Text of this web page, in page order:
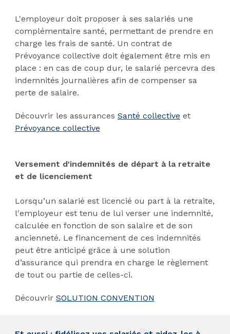
L'employeur doit proposer à ses salariés une
complémentaire santé, permettant de prendre en
charge les frais de santé. Un contrat de
Prévoyance collective doit également être mis en
place : en cas de coup dur, le salarié percevra des
indemnités journalières afin de compenser sa
perte de salaire.
Découvrir les assurances Santé collective et
Prévoyance collective
Versement d'indemnités de départ à la retraite
et de licenciement
Lorsqu’un salarié est licencié ou part à la retraite,
l'employeur est tenu de lui verser une indemnité,
calculée en fonction de son salaire et de son
ancienneté. Le financement de ces indemnités
peut être anticipé grâce à une solution
d’assurance qui prendra en charge le règlement
de tout ou partie de celles-ci.
Découvrir SOLUTION CONVENTION